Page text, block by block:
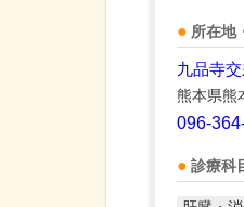
所在地
九品寺
熊本県熊
096-
診療科